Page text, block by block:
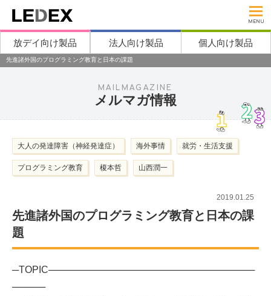
MENU
放デイ向け製品 法人向け製品 個人向け製品
先進諸外国のプログラミング教育と日本の課題
MAILMAGAZINE
メルマガ情報
大人の発達障害（神経発達症） 海外事情 就労・生活支援
プログラミング教育 榎本哲 山西潤一
2019.01.25
先進諸外国のプログラミング教育と日本の課
題
─TOPIC───────────────────────────────
─────